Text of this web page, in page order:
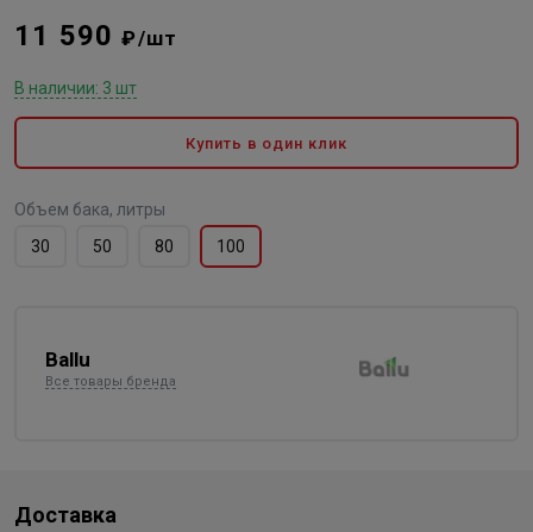
11 590₽/шт
В наличии: 3 шт
Купить в один клик
Объем бака, литры
30
50 80 100
Ballu
Все товары бренда
Доставка